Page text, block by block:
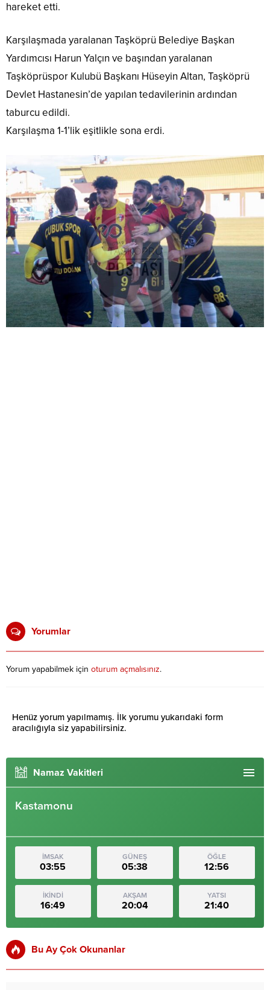
hareket etti.
Karşılaşmada yaralanan Taşköprü Belediye Başkan
Yardımcısı Harun Yalçın ve başından yaralanan
Taşköprüspor Kulubü Başkanı Hüseyin Altan, Taşköprü
Devlet Hastanesin’de yapılan tedavilerinin ardından
taburcu edildi.
Karşılaşma 1-1’lik eşitlikle sona erdi.
Yorumlar
Yorum yapabilmek için oturum açmalısınız.
Henüz yorum yapılmamış. İlk yorumu yukarıdaki form
aracılığıyla siz yapabilirsiniz.
Namaz Vakitleri
Kastamonu
İMSAK
03:55
GÜNEŞ
05:38
ÖĞLE
12:56
İKİNDİ
16:49
AKŞAM
20:04
YATSI
21:40
Bu Ay Çok Okunanlar